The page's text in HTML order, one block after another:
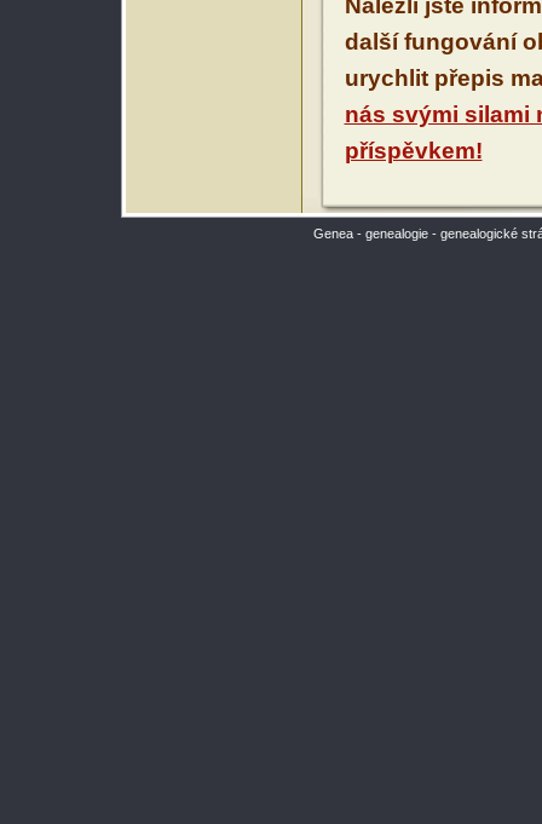
Nalezli jste
další fungování
urychlit přepis
nás svými silami
příspěvkem!
Genea - genealogie - genealogické